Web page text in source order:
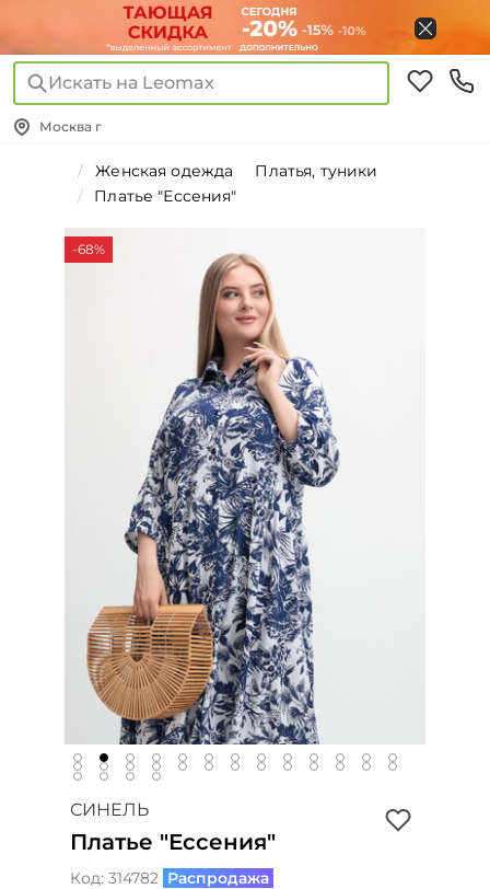
Искать на Leomax
Москва г
Женская одежда
Платья, туники
Платье "Ессения"
-68%
СИНЕЛЬ
Платье "Ессения"
Код: 314782 Распродажа